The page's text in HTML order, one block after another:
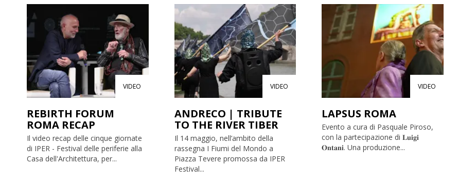
VIDEO
REBIRTH FORUM
ROMA RECAP
Il video recap delle cinque giornate
di IPER - Festival delle periferie alla
Casa dell'Architettura, per...
VIDEO
ANDRECO | TRIBUTE
TO THE RIVER TIBER
Il 14 maggio, nell’ambito della
rassegna I Fiumi del Mondo a
Piazza Tevere promossa da IPER
Festival...
VIDEO
LAPSUS ROMA
Evento a cura di Pasquale Piroso,
con la partecipazione di 𝐋𝐮𝐢𝐠𝐢
𝐎𝐧𝐭𝐚𝐧𝐢. Una produzione...